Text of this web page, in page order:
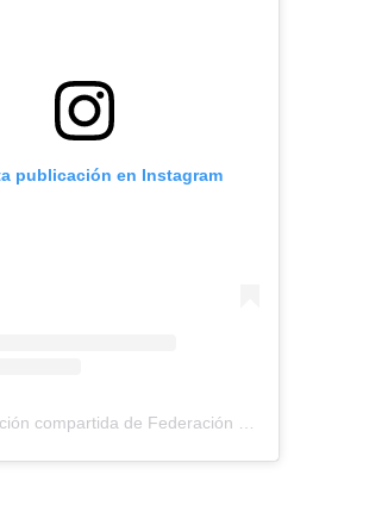
publicación en Instagram
Una publicación compartida de Federación Montañismo Tenerife (@federacion_montanismo_tenerife)